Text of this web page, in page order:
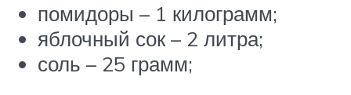
помидоры – 1 килограмм;
яблочный сок – 2 литра;
соль – 25 грамм;